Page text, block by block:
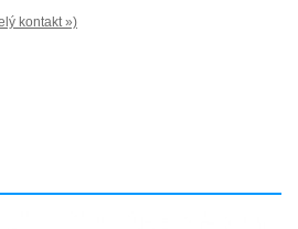
kontakt »)